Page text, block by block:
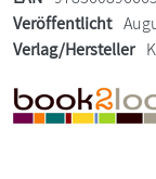
Veröffentlicht
Verlag/Hersteller